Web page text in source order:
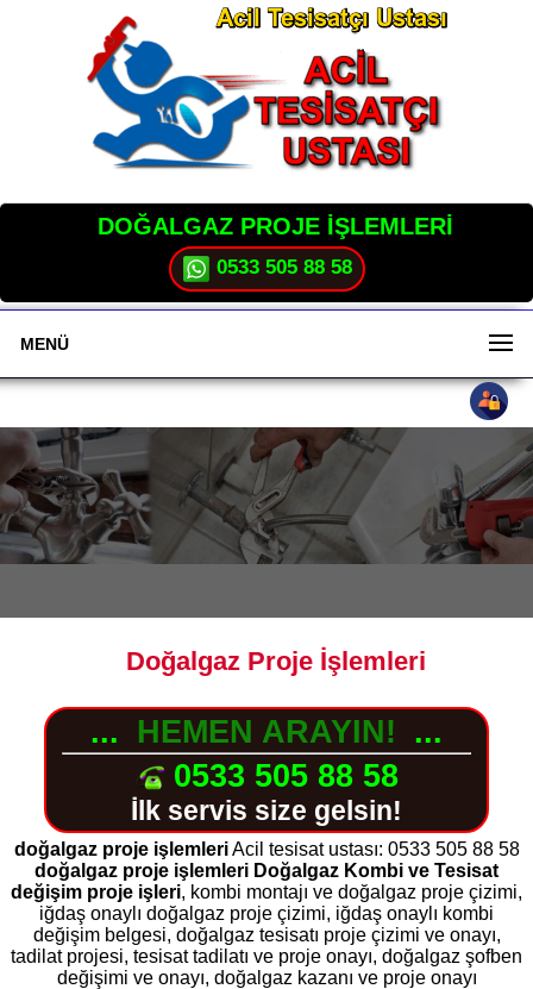
DOĞALGAZ PROJE İŞLEMLERİ
0533 505 88 58
MENÜ
Doğalgaz Proje İşlemleri
... HEMEN ARAYIN! ...
0533 505 88 58
İlk servis size gelsin!
doğalgaz proje işlemleriAcil tesisat ustası: 0533 505 88 58
doğalgaz proje işlemleri Doğalgaz Kombi ve Tesisat
değişim proje işleri, kombi montajı ve doğalgaz proje çizimi,
iğdaş onaylı doğalgaz proje çizimi, iğdaş onaylı kombi
değişim belgesi, doğalgaz tesisatı proje çizimi ve onayı,
tadilat projesi, tesisat tadilatı ve proje onayı, doğalgaz şofben
değişimi ve onayı, doğalgaz kazanı ve proje onayı